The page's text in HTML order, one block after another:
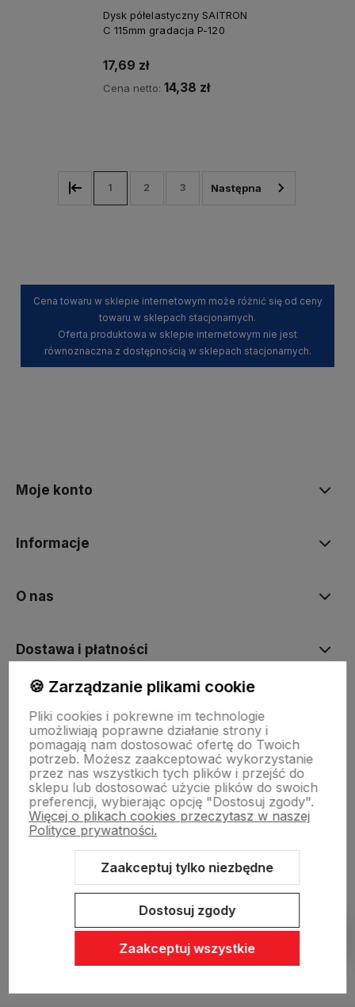
Dysk półelastyczny SAITRON
C 115mm gradacja P-120
17,69 zł
Cena netto: 14,38 zł
1 2 3
Cena towaru w sklepie internetowym może różnić się od ceny
towaru w sklepach stacjonarnych.
Oferta produktowa w sklepie internetowym nie jest
równoznaczna z dostępnością w sklepach stacjonarnych.
Moje konto
Informacje
O nas
Dostawa i płatności
Obsługa hurtowa
Sklep internetowy Shoper Premium
Szablon Shoper Modern 3.0™
🍪 Zarządzanie plikami cookie
Pliki cookies i pokrewne im technologie
umożliwiają poprawne działanie strony i
pomagają nam dostosować ofertę do Twoich
potrzeb. Możesz zaakceptować wykorzystanie
przez nas wszystkich tych plików i przejść do
sklepu lub dostosować użycie plików do swoich
preferencji, wybierając opcję "Dostosuj zgody".
Więcej o plikach cookies przeczytasz w naszej
Polityce prywatności.
Zaakceptuj tylko niezbędne
Dostosuj zgody
Zaakceptuj wszystkie